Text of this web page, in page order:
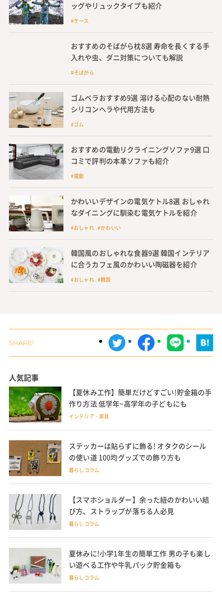
ッグやリュックタイプも紹介
#ケース
おすすめのそばがら枕8選 寿命を長くする手
入れや虫、ダニ対策についても解説
#そばがら
ゴムベラおすすめ9選 溶ける心配のない耐熱
シリコンヘラや代用方法も
#ゴム
おすすめの電動リクライニングソファ9選 口
コミで評判の本革ソファも紹介
#電動
かわいいデザインの電気ケトル8選 おしゃれ
なダイニングに馴染む電気ケトルを紹介
#おしゃれ #かわいい
韓国風のおしゃれな食器9選 韓国インテリア
に合うカフェ風のかわいい陶磁器を紹介
#おしゃれ #韓国
人気記事
【夏休み工作】簡単だけどすごい!貯金箱の手
作り方法 低学年~高学年の子どもにも
インテリア・家具
ステッカーは貼らずに飾る! オタクのシール
の使い道 100均グッズでの飾り方も
暮らしコラム
【スマホショルダー】余った紐のかわいい結
び方、ストラップが落ちる人必見
暮らしコラム
夏休みに!小学1年生の簡単工作 男の子も楽し
い遊べる工作や牛乳パック貯金箱も
暮らしコラム